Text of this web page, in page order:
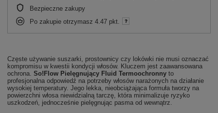
Bezpieczne zakupy
Po zakupie otrzymasz 4.47 pkt.
Częste używanie suszarki, prostownicy czy lokówki nie musi oznaczać
kompromisu w kwestii kondycji włosów. Kluczem jest zaawansowana
ochrona. So!Flow Pielęgnujący Fluid Termoochronny to
profesjonalna odpowiedź na potrzeby włosów narażonych na działanie
wysokiej temperatury. Jego lekka, nieobciążająca formuła tworzy na
powierzchni włosa niewidzialną tarczę, która minimalizuje ryzyko
uszkodzeń, jednocześnie pielęgnując pasma od wewnątrz.